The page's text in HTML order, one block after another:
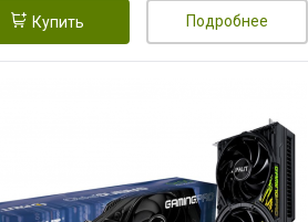
Купить Подробнее